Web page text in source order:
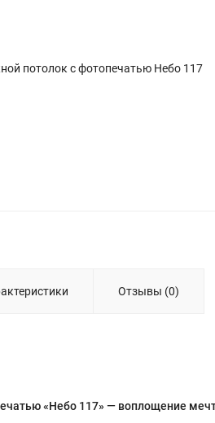
потолок с фотопечатью Небо 117
Отзывы (0)
«Небо 117» — воплощение